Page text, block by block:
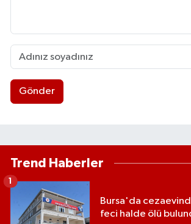
Gönder
Trend Haberler
Bursa'da
feci halde ölü
1